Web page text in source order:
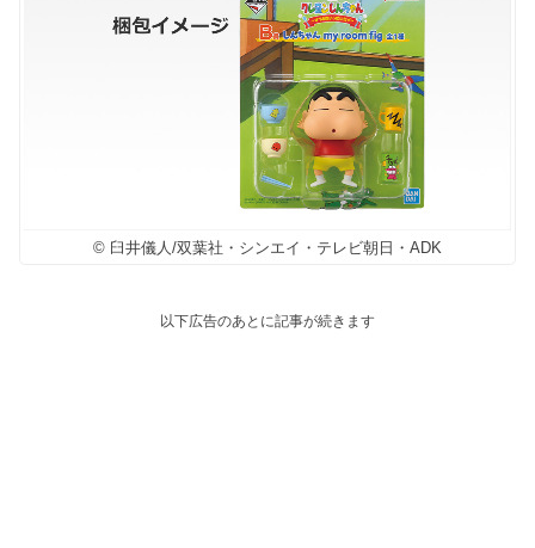
© 臼井儀人/双葉社・シンエイ・テレビ朝日・ADK
以下広告のあとに記事が続きます